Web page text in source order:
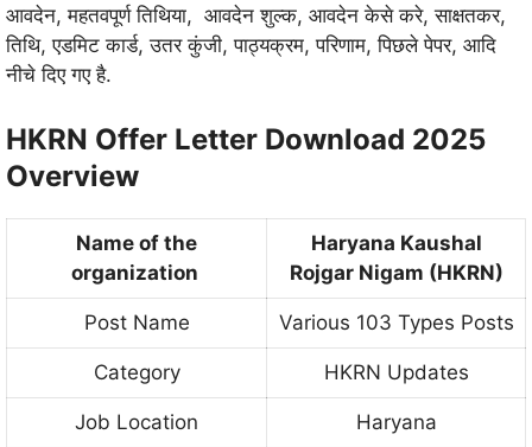
आवदेन, महतवपूर्ण तिथिया, आवदेन शुल्क, आवदेन केसे करे, साक्षतकर,
तिथि, एडमिट कार्ड, उतर कुंजी, पाठ्यक्रम, परिणाम, पिछले पेपर, आदि
नीचे दिए गए है.
HKRN Offer Letter Download 2025
Overview
Name of the
organization
Haryana Kaushal
Rojgar Nigam (HKRN)
Post Name Various 103 Types Posts
Category HKRN Updates
Job Location Haryana